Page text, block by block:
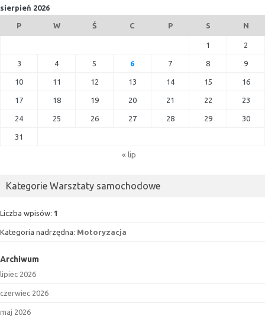
sierpień 2026
P W Ś C P S N
1 2
3 4 5 6 7 8 9
10 11 12 13 14 15 16
17 18 19 20 21 22 23
24 25 26 27 28 29 30
31
« lip
Kategorie Warsztaty samochodowe
Liczba wpisów: 1
Kategoria nadrzędna: Motoryzacja
Archiwum
lipiec 2026
czerwiec 2026
maj 2026